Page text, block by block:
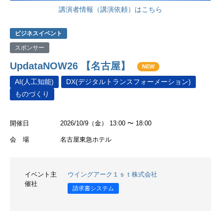
講演者情報（講演依頼）はこちら
ビジネスイベント
スポンサー
UpdataNOW26 【名古屋】 NEW
AI(人工知能)
DX(デジタルトランスフォーメーション)
ものづくり
開催日 2026/10/9（金） 13:00 〜 18:00
会 場 名古屋東急ホテル
イベント主
催社
ウイングアーク１ｓｔ株式会社
請求書システム